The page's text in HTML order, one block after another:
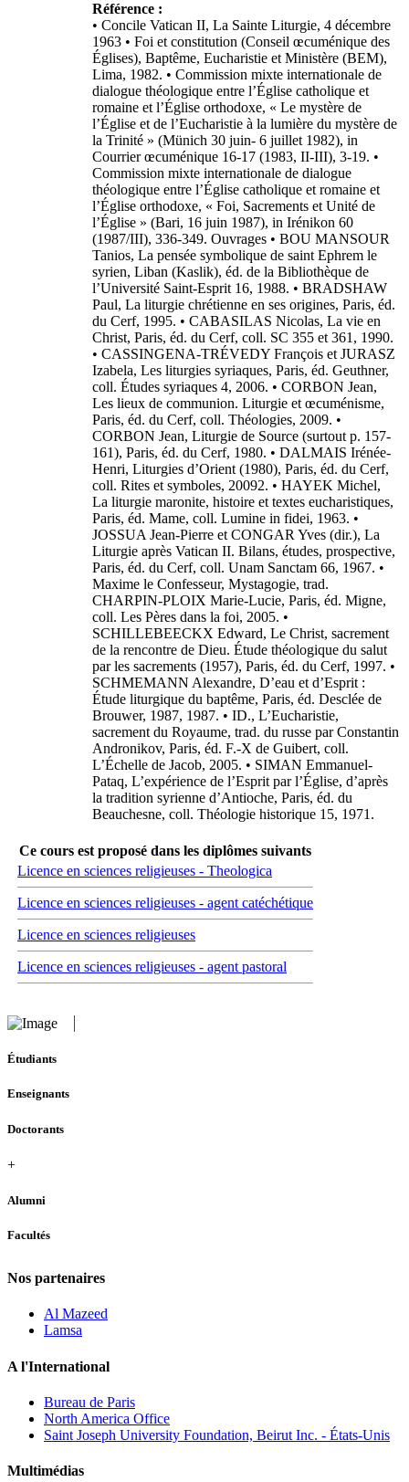
Référence :
• Concile Vatican II, La Sainte Liturgie, 4 décembre
1963 • Foi et constitution (Conseil œcuménique des
Églises), Baptême, Eucharistie et Ministère (BEM),
Lima, 1982. • Commission mixte internationale de
dialogue théologique entre l’Église catholique et
romaine et l’Église orthodoxe, « Le mystère de
l’Église et de l’Eucharistie à la lumière du mystère de
la Trinité » (Münich 30 juin- 6 juillet 1982), in
Courrier œcuménique 16-17 (1983, II-III), 3-19. •
Commission mixte internationale de dialogue
théologique entre l’Église catholique et romaine et
l’Église orthodoxe, « Foi, Sacrements et Unité de
l’Église » (Bari, 16 juin 1987), in Irénikon 60
(1987/III), 336-349. Ouvrages • BOU MANSOUR
Tanios, La pensée symbolique de saint Ephrem le
syrien, Liban (Kaslik), éd. de la Bibliothèque de
l’Université Saint-Esprit 16, 1988. • BRADSHAW
Paul, La liturgie chrétienne en ses origines, Paris, éd.
du Cerf, 1995. • CABASILAS Nicolas, La vie en
Christ, Paris, éd. du Cerf, coll. SC 355 et 361, 1990.
• CASSINGENA-TRÉVEDY François et JURASZ
Izabela, Les liturgies syriaques, Paris, éd. Geuthner,
coll. Études syriaques 4, 2006. • CORBON Jean,
Les lieux de communion. Liturgie et œcuménisme,
Paris, éd. du Cerf, coll. Théologies, 2009. •
CORBON Jean, Liturgie de Source (surtout p. 157-
161), Paris, éd. du Cerf, 1980. • DALMAIS Irénée-
Henri, Liturgies d’Orient (1980), Paris, éd. du Cerf,
coll. Rites et symboles, 20092. • HAYEK Michel,
La liturgie maronite, histoire et textes eucharistiques,
Paris, éd. Mame, coll. Lumine in fidei, 1963. •
JOSSUA Jean-Pierre et CONGAR Yves (dir.), La
Liturgie après Vatican II. Bilans, études, prospective,
Paris, éd. du Cerf, coll. Unam Sanctam 66, 1967. •
Maxime le Confesseur, Mystagogie, trad.
CHARPIN-PLOIX Marie-Lucie, Paris, éd. Migne,
coll. Les Pères dans la foi, 2005. •
SCHILLEBEECKX Edward, Le Christ, sacrement
de la rencontre de Dieu. Étude théologique du salut
par les sacrements (1957), Paris, éd. du Cerf, 1997. •
SCHMEMANN Alexandre, D’eau et d’Esprit :
Étude liturgique du baptême, Paris, éd. Desclée de
Brouwer, 1987, 1987. • ID., L’Eucharistie,
sacrement du Royaume, trad. du russe par Constantin
Andronikov, Paris, éd. F.-X de Guibert, coll.
L’Échelle de Jacob, 2005. • SIMAN Emmanuel-
Pataq, L’expérience de l’Esprit par l’Église, d’après
la tradition syrienne d’Antioche, Paris, éd. du
Beauchesne, coll. Théologie historique 15, 1971.
Ce cours est proposé dans les diplômes suivants
Licence en sciences religieuses - Theologica
Licence en sciences religieuses - agent catéchétique
Licence en sciences religieuses
Licence en sciences religieuses - agent pastoral
Étudiants
Enseignants
Doctorants
+
Alumni
Facultés
Nos partenaires
Al Mazeed
Lamsa
A l'International
Bureau de Paris
North America Office
Saint Joseph University Foundation, Beirut Inc. - États-Unis
Multimédias